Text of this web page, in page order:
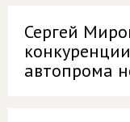
Сергей
автопрома